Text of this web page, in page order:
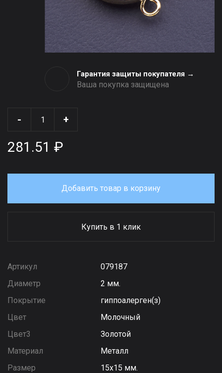
Гарантия защиты покупателя →
Ваша покупка защищена
- +
281.51 ₽
Добавить товар в корзину
Купить в 1 клик
Артикул
079187
Диаметр
2 мм.
Покрытие
гиппоалерген(з)
Цвет
Молочный
Цвет3
Золотой
Материал
Металл
Размер
15х15 мм.